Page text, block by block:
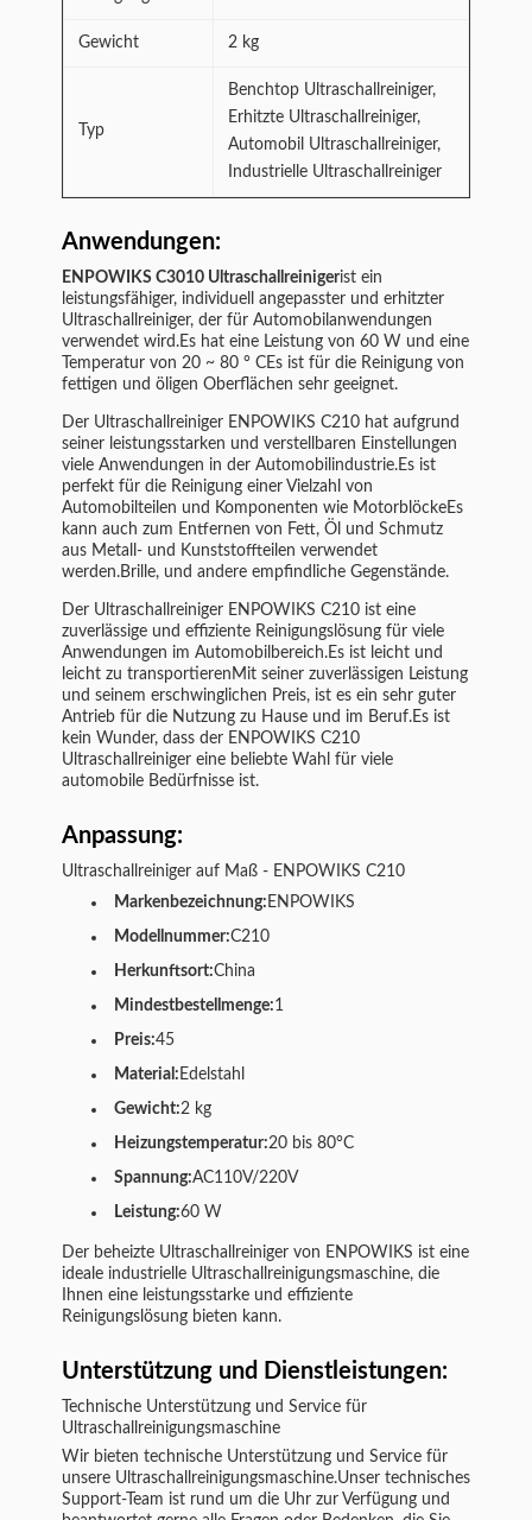
Gewicht 2 kg
Typ
Benchtop Ultraschallreiniger,
Erhitzte Ultraschallreiniger,
Automobil Ultraschallreiniger,
Industrielle Ultraschallreiniger
Anwendungen:
ENPOWIKS C3010 Ultraschallreinigerist ein
leistungsfähiger, individuell angepasster und erhitzter
Ultraschallreiniger, der für Automobilanwendungen
verwendet wird.Es hat eine Leistung von 60 W und eine
Temperatur von 20 ~ 80 ° CEs ist für die Reinigung von
fettigen und öligen Oberflächen sehr geeignet.
Der Ultraschallreiniger ENPOWIKS C210 hat aufgrund
seiner leistungsstarken und verstellbaren Einstellungen
viele Anwendungen in der Automobilindustrie.Es ist
perfekt für die Reinigung einer Vielzahl von
Automobilteilen und Komponenten wie MotorblöckeEs
kann auch zum Entfernen von Fett, Öl und Schmutz
aus Metall- und Kunststoffteilen verwendet
werden.Brille, und andere empfindliche Gegenstände.
Der Ultraschallreiniger ENPOWIKS C210 ist eine
zuverlässige und effiziente Reinigungslösung für viele
Anwendungen im Automobilbereich.Es ist leicht und
leicht zu transportierenMit seiner zuverlässigen Leistung
und seinem erschwinglichen Preis, ist es ein sehr guter
Antrieb für die Nutzung zu Hause und im Beruf.Es ist
kein Wunder, dass der ENPOWIKS C210
Ultraschallreiniger eine beliebte Wahl für viele
automobile Bedürfnisse ist.
Anpassung:
Ultraschallreiniger auf Maß - ENPOWIKS C210
Markenbezeichnung: ENPOWIKS
Modellnummer:C210
Herkunftsort:China
Mindestbestellmenge:1
Preis:45
Material: Edelstahl
Gewicht:2 kg
Heizungstemperatur:20 bis 80°C
Spannung:AC110V/220V
Leistung:60 W
Der beheizte Ultraschallreiniger von ENPOWIKS ist eine
ideale industrielle Ultraschallreinigungsmaschine, die
Ihnen eine leistungsstarke und effiziente
Reinigungslösung bieten kann.
Unterstützung und Dienstleistungen:
Technische Unterstützung und Service für
Ultraschallreinigungsmaschine
Wir bieten technische Unterstützung und Service für
unsere Ultraschallreinigungsmaschine.Unser technisches
Support-Team ist rund um die Uhr zur Verfügung und